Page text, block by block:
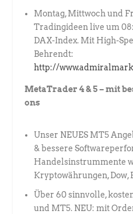
Montag, Mittwoch und
Tradingideen live um
DAX-Index. Mit High-
Behrendt:
http://
MetaTrader 4 & 5 – mit
ons
Unser NEUES MT5
& bessere
Handelsinstrummente
Kryptowährungen, Dow,
Über 60 sinnvolle,
und MT5. NEU: mit